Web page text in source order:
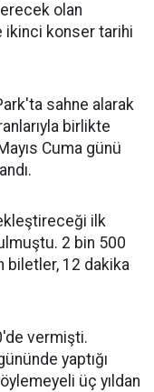
olan
ikinci konser tarihi
sahne alarak
birlikte
Cuma günü
ilk
2 bin 500
biletler, 12 dakika
vermişti.
yaptığı
üç yıldan